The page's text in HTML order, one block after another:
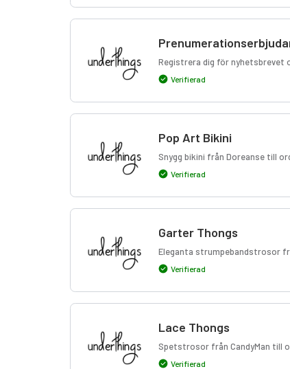
Registrera dig för nyhetsbrevet
Verifierad
Pop Art Bikini
Snygg bikini från Doreanse till
Verifierad
Garter Thongs
Eleganta strumpebandstrosor
Verifierad
Lace Thongs
Spetstrosor från CandyMan till
Verifierad